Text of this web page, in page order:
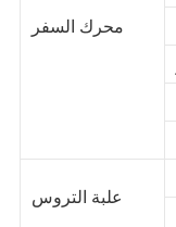
محرك السفر
علبة التروس